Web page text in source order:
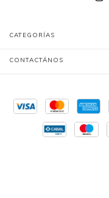
CATEGORÍAS
CONTACTÁNOS